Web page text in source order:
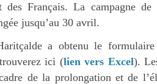
Français. La campagne de
jusqu’au 30 avril.
a obtenu le
ici (lien vers Excel).
de la prolongation et de